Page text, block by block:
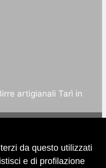
da questo utilizzati
e di profilazione